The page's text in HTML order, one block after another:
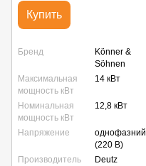
Купить
Бренд
Könner &
Söhnen
Максимальная
мощность кВт
14 кВт
Номинальная
мощность кВт
12,8 кВт
Напряжение
однофазний
(220 В)
Производитель
Deutz